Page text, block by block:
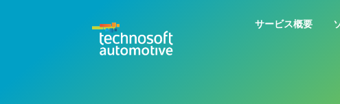
サービス概要